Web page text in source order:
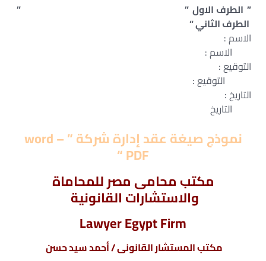
” الطرف الاول ” ”
الطرف الثاني “
الاسم :
الاسم :
التوقيع :
التوقيع :
التاريخ :
التاريخ
نموذج صيغة عقد إدارة شركة ” word –
PDF “
مكتب محامى مصر للمحاماة
والاستشارات القانونية
Lawyer Egypt Firm
مكتب المستشار القانونى / أحمد سيد حسن